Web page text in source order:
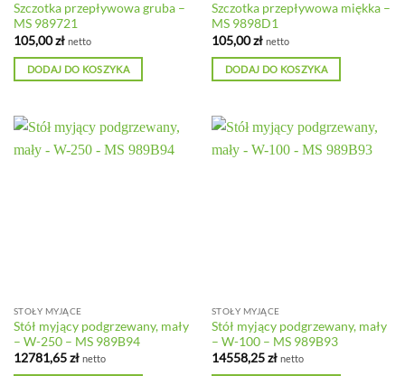
Szczotka przepływowa gruba –
MS 989721
105,00zł netto
DODAJ DO KOSZYKA
Szczotka przepływowa miękka –
MS 9898D1
105,00zł netto
DODAJ DO KOSZYKA
STOŁY MYJĄCE
Stół myjący podgrzewany, mały
– W-250 – MS 989B94
12781,65zł netto
STOŁY MYJĄCE
Stół myjący podgrzewany, mały
– W-100 – MS 989B93
14558,25zł netto